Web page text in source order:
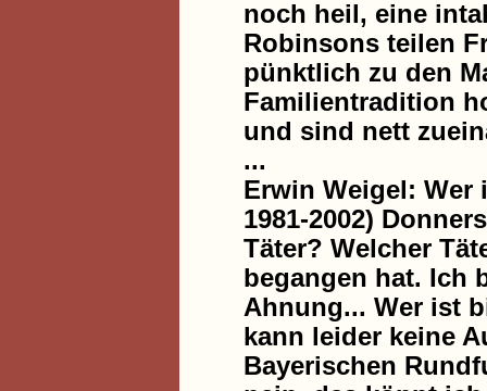
noch heil, eine
Robinsons teilen
pünktlich zu den
Familientradition
und sind nett
...
Erwin Weigel: Wer
1981-2002)
Täter? Welcher
begangen hat. Ich
Ahnung... Wer ist
kann leider keine
Bayerischen